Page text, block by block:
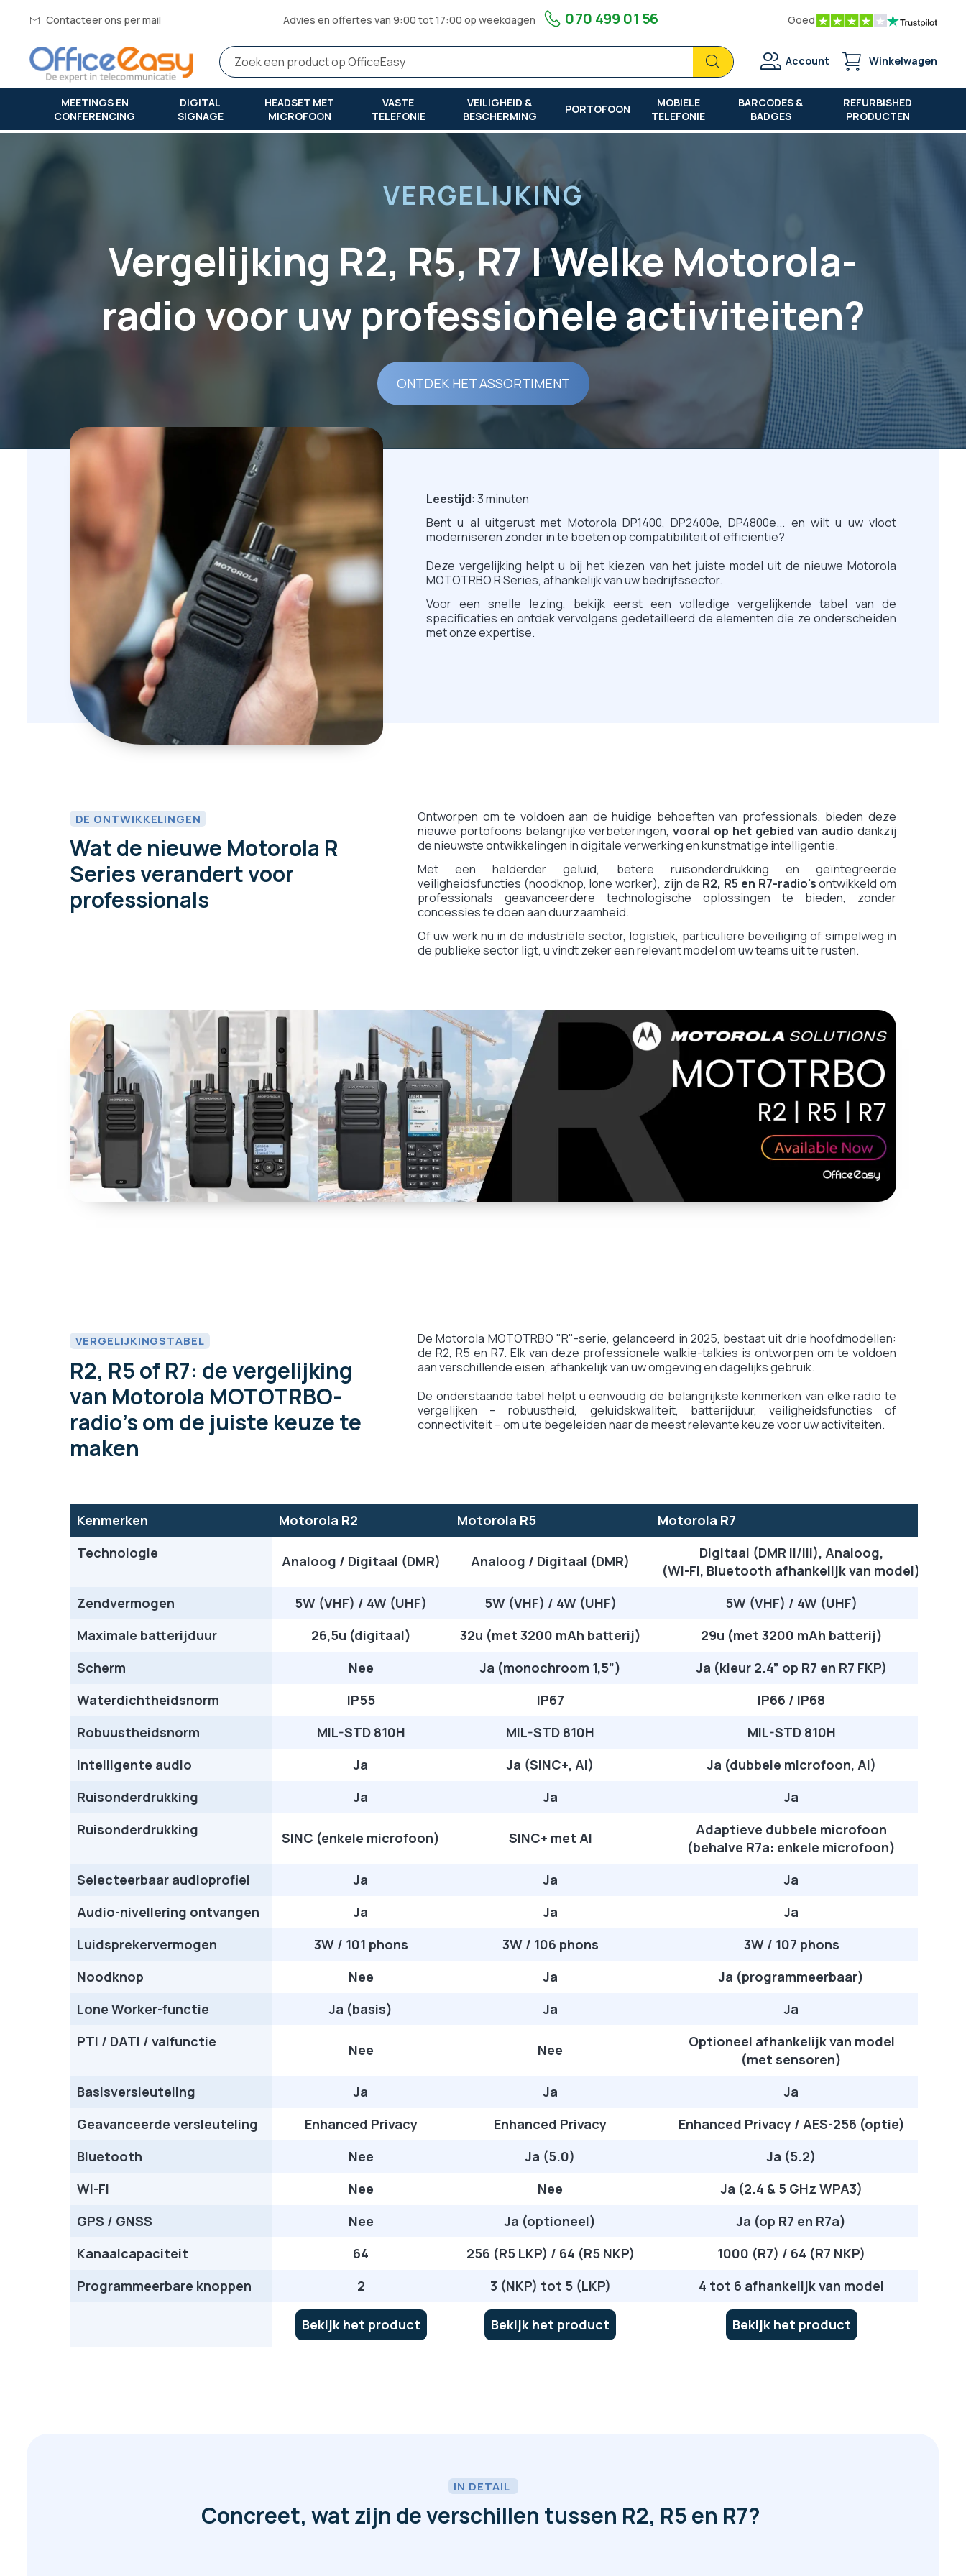
Contacteer ons per mail Advies en offertes van 9:00 tot 17:00 op weekdagen 070 499 01 56 Goed
Zoek
Zoek
Account Winkelwagen
MEETINGS EN
CONFERENCING
DIGITAL
SIGNAGE
HEADSET MET
MICROFOON
VASTE
TELEFONIE
VEILIGHEID &
BESCHERMING
PORTOFOON
MOBIELE
TELEFONIE
BARCODES &
BADGES
REFURBISHED
PRODUCTEN
Thuis vergelijking r2, r5, r7 | welke motorola-radio voor uw professionele activiteiten?
VERGELIJKING
Vergelijking R2, R5, R7 | Welke Motorola-
radio voor uw professionele activiteiten?
ONTDEK HET ASSORTIMENT
Leestijd: 3 minuten
Bent u al uitgerust met Motorola DP1400, DP2400e, DP4800e... en wilt u uw vloot
moderniseren zonder in te boeten op compatibiliteit of efficiëntie?
Deze vergelijking helpt u bij het kiezen van het juiste model uit de nieuwe Motorola
MOTOTRBO R Series, afhankelijk van uw bedrijfssector.
Voor een snelle lezing, bekijk eerst een volledige vergelijkende tabel van de
specificaties en ontdek vervolgens gedetailleerd de elementen die ze onderscheiden
met onze expertise.
DE ONTWIKKELINGEN
Wat de nieuwe Motorola R
Series verandert voor
professionals
Ontworpen om te voldoen aan de huidige behoeften van professionals, bieden deze
nieuwe portofoons belangrijke verbeteringen,vooral op het gebied van audio dankzij
de nieuwste ontwikkelingen in digitale verwerking en kunstmatige intelligentie.
Met een helderder geluid, betere ruisonderdrukking en geïntegreerde
veiligheidsfuncties (noodknop, lone worker), zijn de R2, R5 en R7-radio'sontwikkeld om
professionals geavanceerdere technologische oplossingen te bieden, zonder
concessies te doen aan duurzaamheid.
Of uw werk nu in de industriële sector, logistiek, particuliere beveiliging of simpelweg in
de publieke sector ligt, u vindt zeker een relevant model om uw teams uit te rusten.
VERGELIJKINGSTABEL
R2, R5 of R7: de vergelijking
van Motorola MOTOTRBO-
radio's om de juiste keuze te
maken
De Motorola MOTOTRBO "R"-serie, gelanceerd in 2025, bestaat uit drie hoofdmodellen:
de R2, R5 en R7. Elk van deze professionele walkie-talkies is ontworpen om te voldoen
aan verschillende eisen, afhankelijk van uw omgeving en dagelijks gebruik.
De onderstaande tabel helpt u eenvoudig de belangrijkste kenmerken van elke radio te
vergelijken – robuustheid, geluidskwaliteit, batterijduur, veiligheidsfuncties of
connectiviteit – om u te begeleiden naar de meest relevante keuze voor uw activiteiten.
Kenmerken Motorola R2 Motorola R5
Motorola R7
Technologie
Analoog / Digitaal (DMR) Analoog / Digitaal (DMR)
Digitaal (DMR II/III), Analoog,
(Wi-Fi, Bluetooth afhankelijk van model)
Zendvermogen
5W (VHF) / 4W (UHF) 5W (VHF) / 4W (UHF)
5W (VHF) / 4W (UHF)
Maximale batterijduur
26,5u (digitaal) 32u (met 3200 mAh batterij)
29u (met 3200 mAh batterij)
Scherm
Nee Ja (monochroom 1,5”)
Ja (kleur 2.4” op R7 en R7 FKP)
Waterdichtheidsnorm
IP55 IP67
IP66 / IP68
Robuustheidsnorm
MIL-STD 810H MIL-STD 810H
MIL-STD 810H
Intelligente audio
Ja Ja (SINC+, AI)
Ja (dubbele microfoon, AI)
Ruisonderdrukking
Ja Ja
Ja
Ruisonderdrukking
SINC (enkele microfoon) SINC+ met AI
Adaptieve dubbele microfoon
(behalve R7a: enkele microfoon)
Selecteerbaar audioprofiel
Ja Ja
Ja
Audio-nivellering ontvangen
Ja Ja
Ja
Luidsprekervermogen
3W / 101 phons 3W / 106 phons
3W / 107 phons
Noodknop
Nee Ja
Ja (programmeerbaar)
Lone Worker-functie
Ja (basis) Ja
Ja
PTI / DATI / valfunctie
Nee Nee
Optioneel afhankelijk van model
(met sensoren)
Basisversleuteling
Ja Ja
Ja
Geavanceerde versleuteling
Enhanced Privacy Enhanced Privacy
Enhanced Privacy / AES-256 (optie)
Bluetooth
Nee Ja (5.0)
Ja (5.2)
Wi-Fi
Nee Nee
Ja (2.4 & 5 GHz WPA3)
GPS / GNSS
Nee Ja (optioneel)
Ja (op R7 en R7a)
Kanaalcapaciteit
64 256 (R5 LKP) / 64 (R5 NKP)
1000 (R7) / 64 (R7 NKP)
Programmeerbare knoppen
2 3 (NKP) tot 5 (LKP) 4 tot 6 afhankelijk van model
Bekijk het product Bekijk het product Bekijk het product
IN DETAIL
Concreet, wat zijn de verschillen tussen R2, R5 en R7?